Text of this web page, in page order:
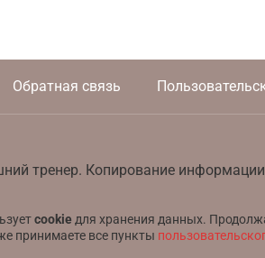
Обратная связь
тренер. Копирование информации
cookie для хранения данных.
принимаете все пункты